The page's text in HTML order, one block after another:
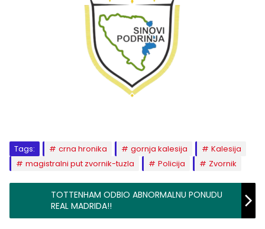
Tags: crna hronika gornja kalesija
Kalesija
magistralni put zvornik-tuzla
Policija Zvornik
TOTTENHAM ODBIO ABNORMALNU PONUDU
REAL MADRIDA!!